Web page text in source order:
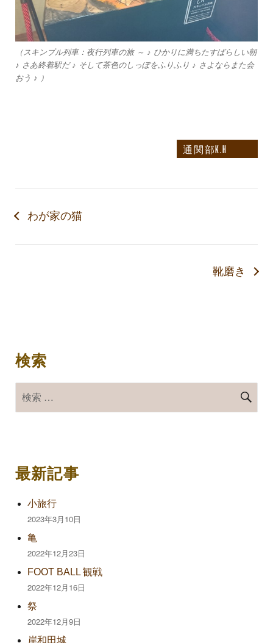
（スキンブル列車：夜行列車の旅 ～ ♪ ひかりに満ちたすばらしい朝
♪ さあ終着駅だ ♪ そして茶色のしっぽをふりふり ♪ さよならまた会
おう ♪ ）
通関部K.H
わが家の猫
靴磨き
検索
最新記事
小旅行
2023年3月10日
亀
2022年12月23日
FOOT BALL 観戦
2022年12月16日
祭
2022年12月9日
岸和田城